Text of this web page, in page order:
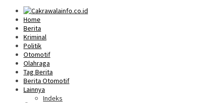
Home
Berita
Kriminal
Politik
Otomotif
Olahraga
Tag Berita
Berita Otomotif
Lainnya
Indeks